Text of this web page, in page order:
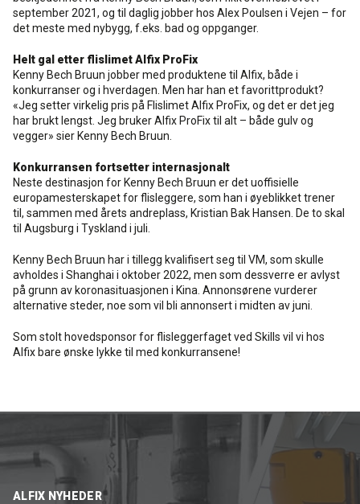
september 2021, og til daglig jobber hos Alex Poulsen i Vejen – for
det meste med nybygg, f.eks. bad og oppganger.
Helt gal etter flislimet Alfix ProFix
Kenny Bech Bruun jobber med produktene til Alfix, både i
konkurranser og i hverdagen. Men har han et favorittprodukt?
«Jeg setter virkelig pris på Flislimet Alfix ProFix, og det er det jeg
har brukt lengst. Jeg bruker Alfix ProFix til alt – både gulv og
vegger» sier Kenny Bech Bruun.
Konkurransen fortsetter internasjonalt
Neste destinasjon for Kenny Bech Bruun er det uoffisielle
europamesterskapet for flisleggere, som han i øyeblikket trener
til, sammen med årets andreplass, Kristian Bak Hansen. De to skal
til Augsburg i Tyskland i juli.
Kenny Bech Bruun har i tillegg kvalifisert seg til VM, som skulle
avholdes i Shanghai i oktober 2022, men som dessverre er avlyst
på grunn av koronasituasjonen i Kina. Annonsørene vurderer
alternative steder, noe som vil bli annonsert i midten av juni.
Som stolt hovedsponsor for flisleggerfaget ved Skills vil vi hos
Alfix bare ønske lykke til med konkurransene!
ALFIX NYHEDER